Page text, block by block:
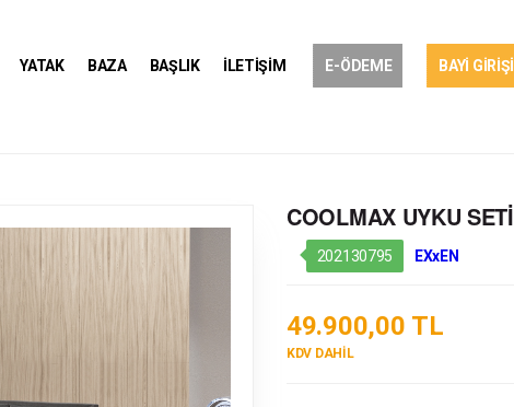
YATAK BAZA BAŞLIK İLETİŞİM E-ÖDEME BAYİ GİRİŞİ
COOLMAX UYKU SETİ
202130795 EXxEN
49.900,00 TL
KDV DAHİL